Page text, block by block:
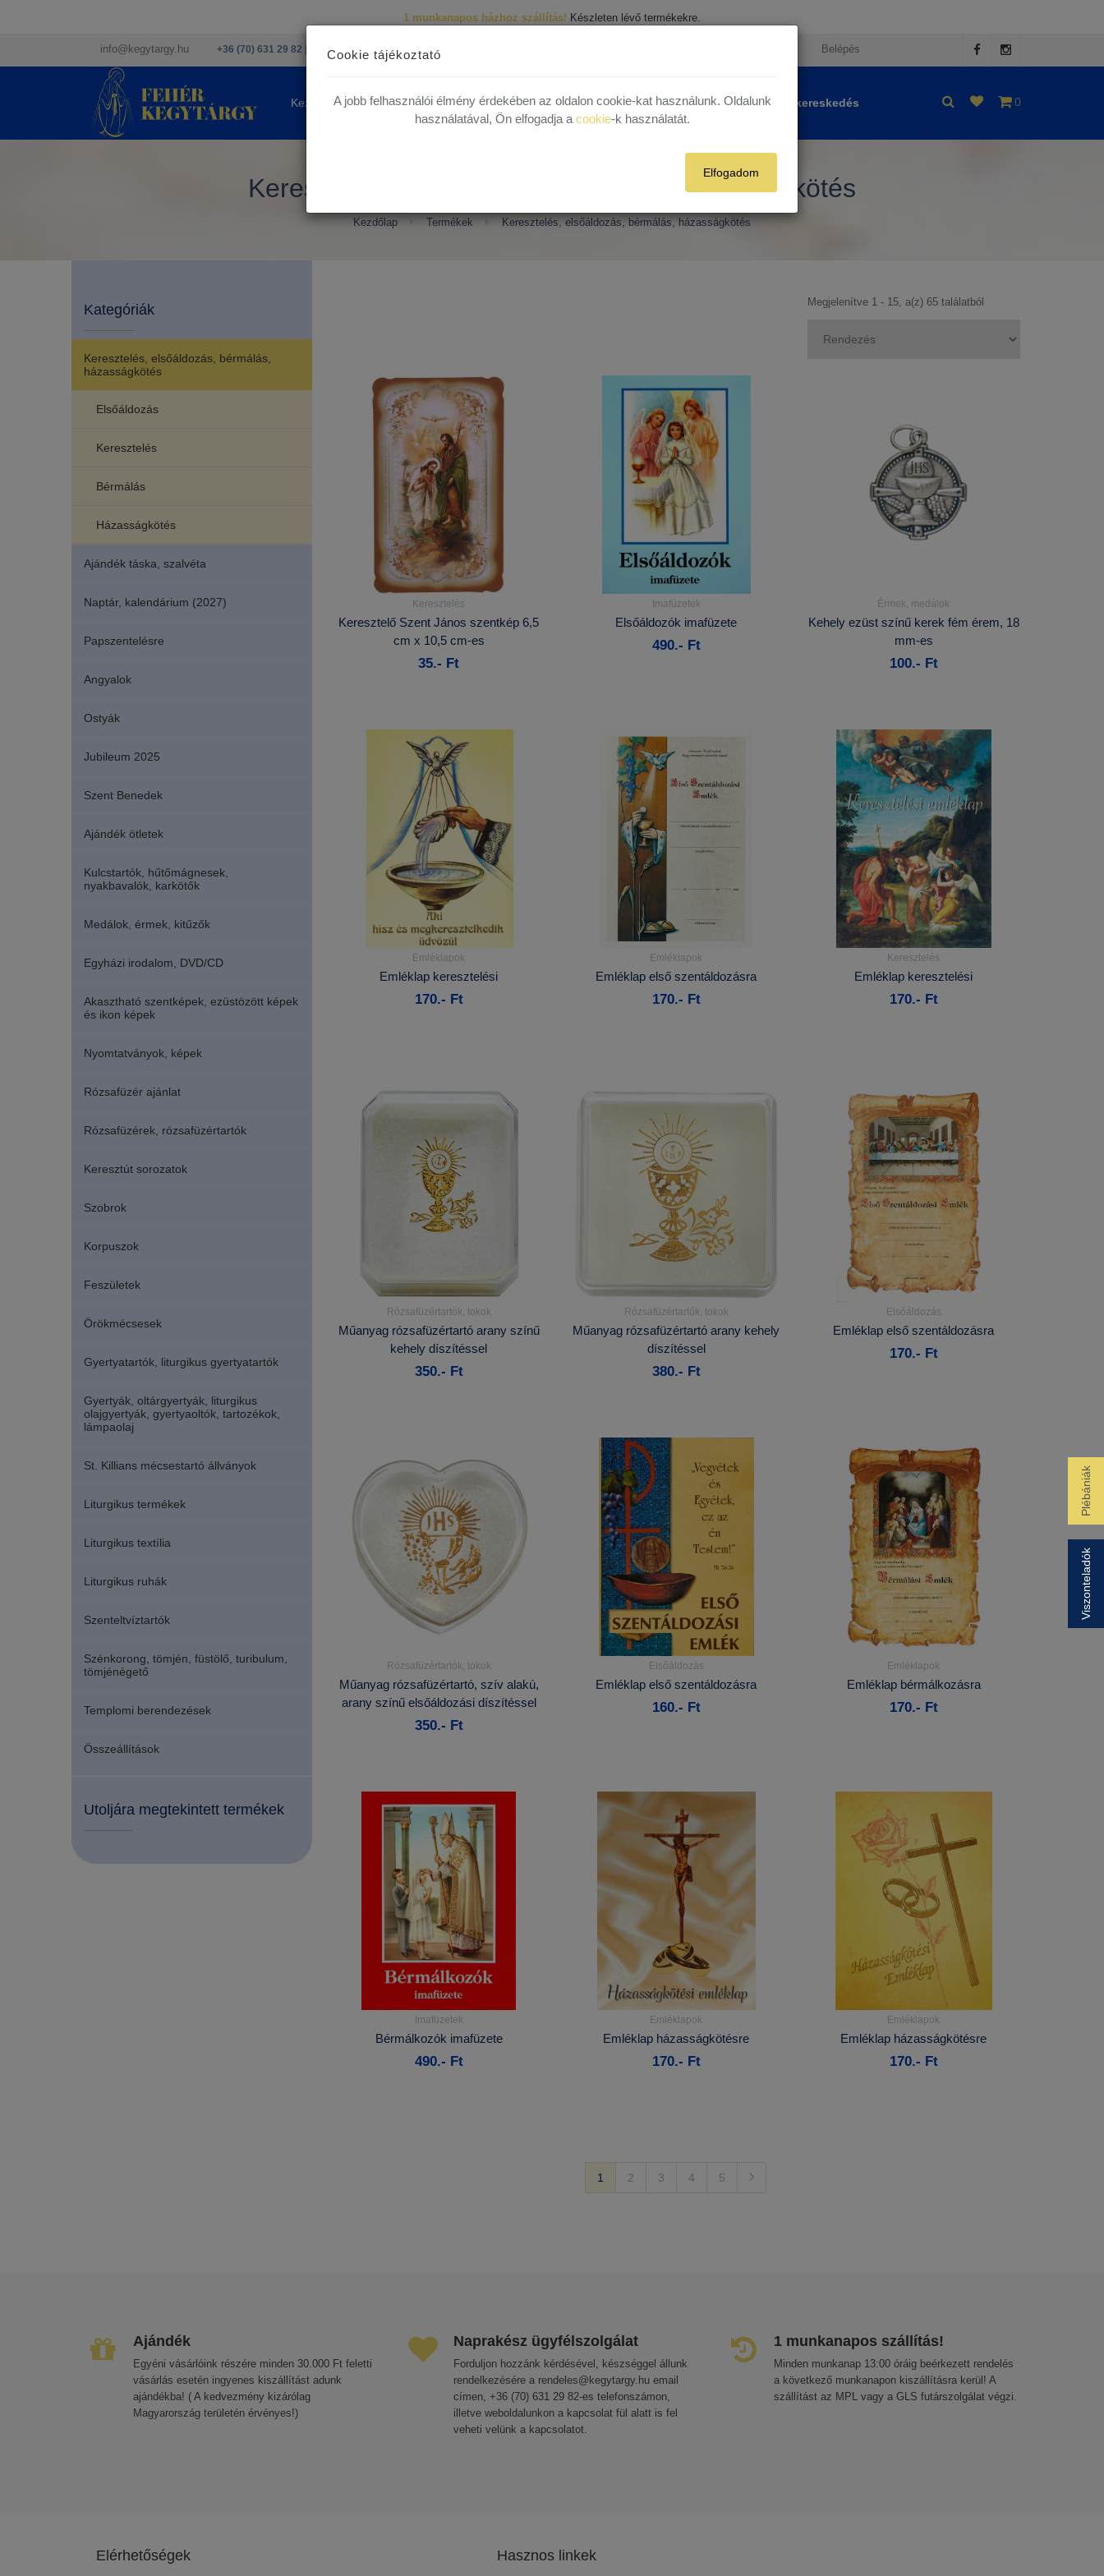
Ingyenes kiszállítás30.000 Ft felett egyéni vásárlóink részére!
1 munkanapos házhoz szállítás!
info@kegytargy.hu +36 (70) 631 29 82 | +36 ( 1 ) 201 29 82 Belépés
0
Kezdőlap Termékek Rólunk Híreink Kapcsolat Plébániák Nagykereskedés
Plébániák
Viszonteladók
Keresztelés, elsőáldozás, bérmálás, házasságkötés
Kezdőlap Termékek Keresztelés, elsőáldozás, bérmálás, házasságkötés
Megjelenítve 1 - 15, a(z) 65 találatból
Kosárba
Keresztelés
Keresztelő Szent János szentkép 6,5
cm x 10,5 cm-es
35.- Ft
Kosárba
Imafüzetek
Elsőáldozók imafüzete
490.- Ft Kosárba
Érmek, medálok
Kehely ezüst színű kerek fém érem, 18
mm-es
100.- Ft
Részletek...
Kosárba
Emléklapok
Emléklap keresztelési
170.- Ft
Részletek...
Kosárba
Emléklapok
Emléklap első szentáldozásra
170.- Ft Kosárba
Keresztelés
Emléklap keresztelési
170.- Ft
Kosárba
Rózsafüzértartók, tokok
Műanyag rózsafüzértartó arany színű
kehely díszítéssel
350.- Ft
Kosárba
Rózsafüzértartók, tokok
Műanyag rózsafüzértartó arany kehely
díszítéssel
380.- Ft
Kosárba
Elsőáldozás
Emléklap első szentáldozásra
170.- Ft
Kosárba
Rózsafüzértartók, tokok
Műanyag rózsafüzértartó, szív alakú,
arany színű elsőáldozási díszítéssel
350.- Ft
Kosárba
Elsőáldozás
Emléklap első szentáldozásra
160.- Ft
Részletek...
Kosárba
Emléklapok
Emléklap bérmálkozásra
170.- Ft
Kosárba
Imafüzetek
Bérmálkozók imafüzete
490.- Ft
Részletek...
Kosárba
Emléklapok
Emléklap házasságkötésre
170.- Ft
Részletek...
Kosárba
Emléklapok
Emléklap házasságkötésre
170.- Ft
1 2 3 4 5
Kategóriák
Keresztelés, elsőáldozás, bérmálás,
házasságkötés
Elsőáldozás
Keresztelés
Bérmálás
Házasságkötés
Ajándék táska, szalvéta
Naptár, kalendárium (2027)
Papszentelésre
Angyalok
Ostyák
Jubileum 2025
Szent Benedek
Ajándék ötletek
Kulcstartók, hűtőmágnesek,
nyakbavalók, karkötők
Medálok, érmek, kitűzők
Egyházi irodalom, DVD/CD
Akasztható szentképek, ezüstözött képek
és ikon képek
Nyomtatványok, képek
Rózsafüzér ajánlat
Rózsafüzérek, rózsafüzértartók
Keresztút sorozatok
Szobrok
Korpuszok
Feszületek
Örökmécsesek
Gyertyatartók, liturgikus gyertyatartók
Gyertyák, oltárgyertyák, liturgikus
olajgyertyák, gyertyaoltók, tartozékok,
lámpaolaj
St. Killians mécsestartó állványok
Liturgikus termékek
Liturgikus textília
Liturgikus ruhák
Szenteltvíztartók
Szénkorong, tömjén, füstölő, turibulum,
tömjénégető
Templomi berendezések
Összeállítások
Utoljára megtekintett termékek
Ajándék
Egyéni vásárlóink részére minden 30.000 Ft feletti
vásárlás esetén ingyenes kiszállítást adunk
ajándékba! ( A kedvezmény kizárólag
Magyarország területén érvényes!)
Naprakész ügyfélszolgálat
Forduljon hozzánk kérdésével, készséggel állunk
rendelkezésére a rendeles@kegytargy.hu email
címen, +36 (70) 631 29 82-es telefonszámon,
illetve weboldalunkon a kapcsolat fül alatt is fel
veheti velünk a kapcsolatot.
1 munkanapos szállítás!
Minden munkanap 13:00 óráig beérkezett rendelés
a következő munkanapon kiszállításra kerül! A
szállítást az MPL vagy a GLS futárszolgálat végzi.
Elérhetőségek Hasznos linkek
Cookie tájékoztató
A jobb felhasználói élmény érdekében az oldalon cookie-kat használunk. Oldalunk
használatával, Ön elfogadja a cookie-k használatát.
Elfogadom